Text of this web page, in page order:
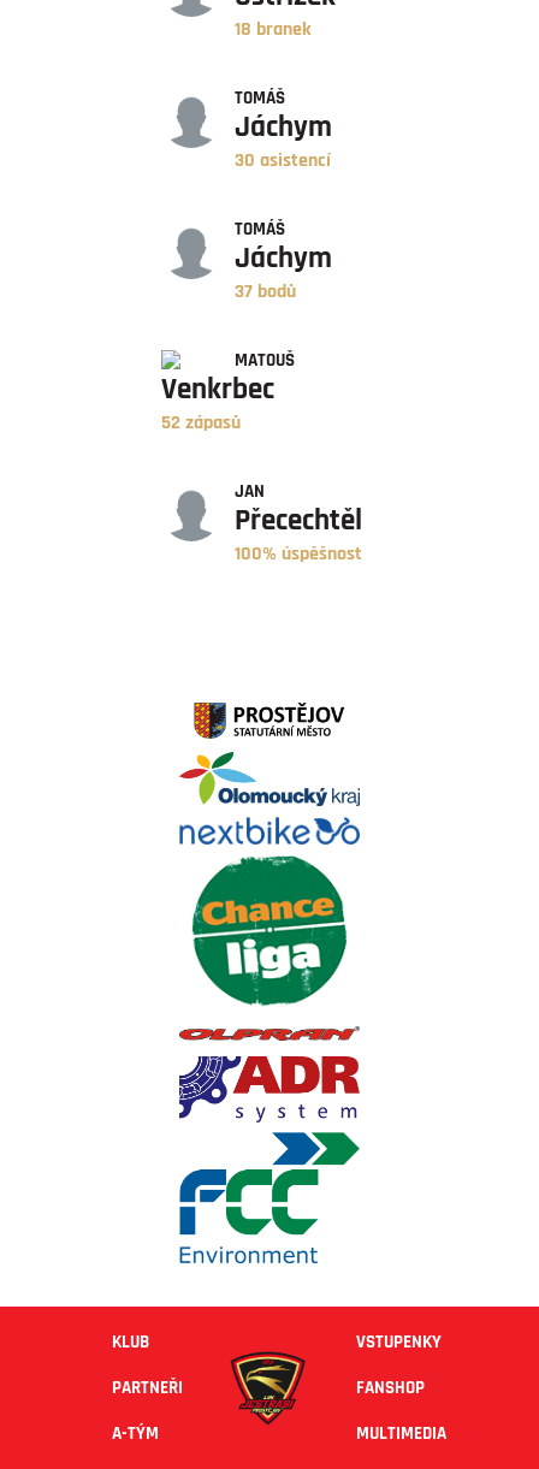
18 branek
TOMÁŠ
Jáchym
30 asistencí
TOMÁŠ
Jáchym
37 bodů
MATOUŠ
Venkrbec
52 zápasů
JAN
Přecechtěl
100% úspěšnost
KLUB
PARTNEŘI
A-TÝM
VSTUPENKY
FANSHOP
MULTIMEDIA